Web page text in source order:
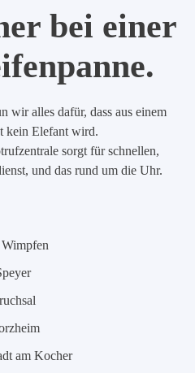
bei einer
wir alles dafür, dass aus einem
kein Elefant wird.
sorgt für schnellen,
und das rund um die Uhr.
am Kocher